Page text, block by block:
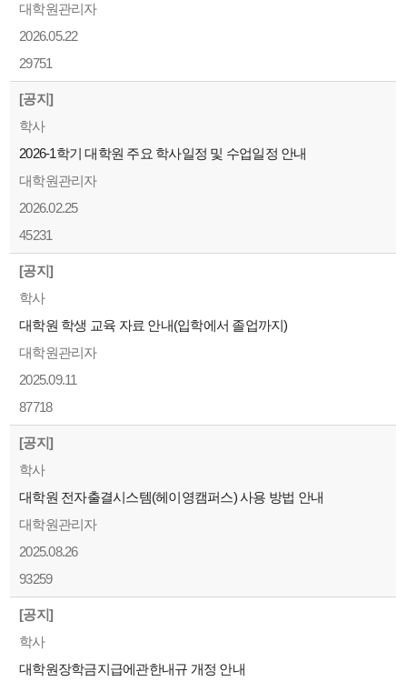
대학원관리자
2026.05.22
29751
[공지]
학사
2026-1학기 대학원 주요 학사일정 및 수업일정 안내
대학원관리자
2026.02.25
45231
[공지]
학사
대학원 학생 교육 자료 안내(입학에서 졸업까지)
대학원관리자
2025.09.11
87718
[공지]
학사
대학원 전자출결시스템(헤이영캠퍼스) 사용 방법 안내
대학원관리자
2025.08.26
93259
[공지]
학사
대학원장학금지급에관한내규 개정 안내